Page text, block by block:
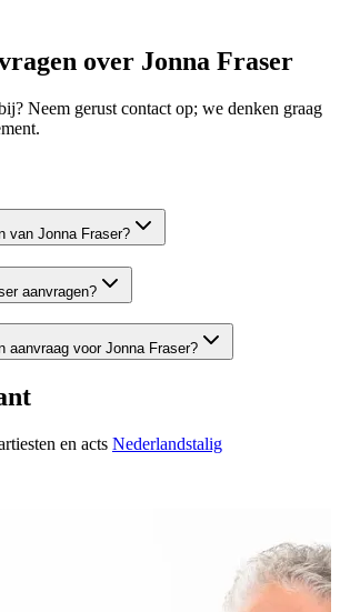
over Jonna Fraser
Neem gerust contact op; we denken graag
van Jonna Fraser?
aanvragen?
aanvraag voor Jonna Fraser?
en acts Nederlandstalig